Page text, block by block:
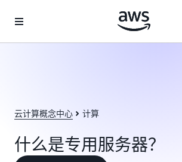
云计算概念中心 计算
什么是专用服务器？